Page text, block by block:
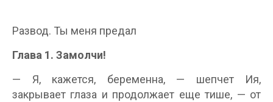
Развод. Ты меня предал
Глава 1. Замолчи!
— Я, кажется, беременна, — шепчет Ия,
закрывает глаза и продолжает еще тише, — от